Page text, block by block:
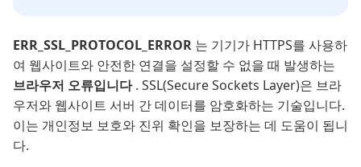
ERR_SSL_PROTOCOL_ERROR 는 기기가 HTTPS를 사용하
여 웹사이트와 안전한 연결을 설정할 수 없을 때 발생하는
브라우저 오류입니다. SSL(Secure Sockets Layer)은 브라
우저와 웹사이트 서버 간 데이터를 암호화하는 기술입니다.
이는 개인정보 보호와 진위 확인을 보장하는 데 도움이 됩니
다.